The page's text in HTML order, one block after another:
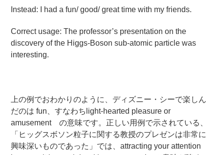
Instead: I had a fun/ good/ great time with my friends.
Correct usage: The professor’s presentation on the
discovery of the Higgs-Boson sub-atomic particle was
interesting.
上の例でおわかりのように、ディズニー・シーで楽しん
だのは fun、すなわちlight-hearted pleasure or
amusement の意味です。正しい用例で示されている、
「ヒッグスボソン粒子に関する教授のプレゼンは非常に
興味深いものであった」では、attracting your attention